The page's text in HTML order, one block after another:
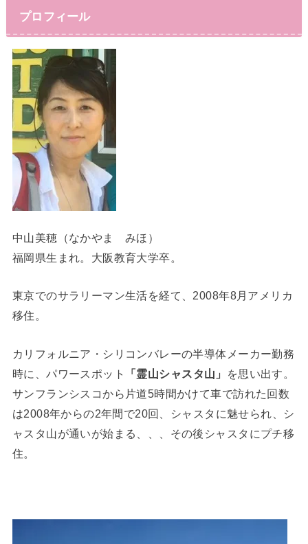
プロフィール
中山美穂（なかやま みほ）
福岡県生まれ。大阪教育大学卒。
東京でのサラリーマン生活を経て、2008年8月アメリカ
移住。
カリフォルニア・シリコンバレーの半導体メーカー勤務
時に、パワースポット
「霊山シャスタ山」
を思い出す。
サンフランシスコから片道5時間かけて車で訪れた回数
は2008年からの2年間で20回、シャスタに魅せられ、シ
ャスタ山が通いが始まる、、、その後シャスタにプチ移
住。